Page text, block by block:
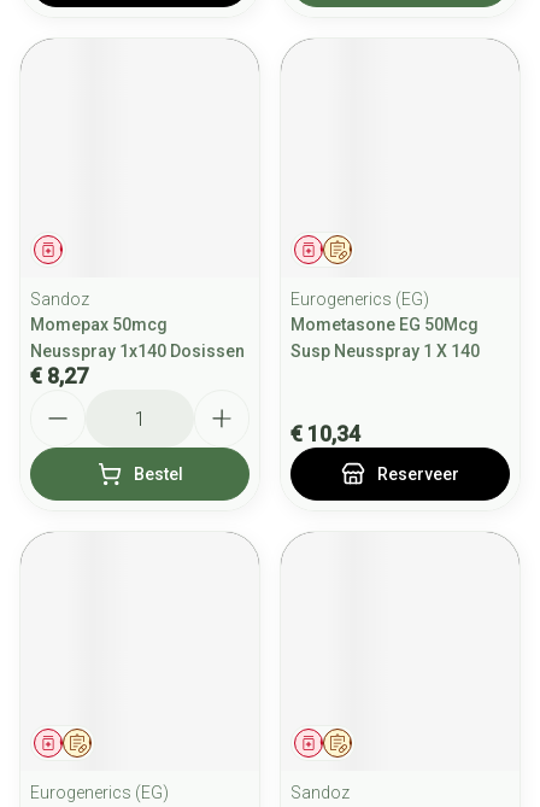
Geneesmiddel
Sandoz
Momepax 50mcg
Neusspray 1x140 Dosissen
€ 8,27
Bestel
Op voorschrift
Geneesmiddel
Eurogenerics (EG)
Mometasone EG 50Mcg
Susp Neusspray 1 X 140
€ 10,34
Reserveer
Op voorschrift
Geneesmiddel
Eurogenerics (EG)
Op voorschrift
Geneesmiddel
Sandoz